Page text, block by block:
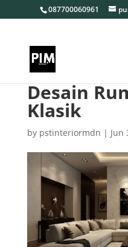
087700060961
Desain
Klasik
by pstinteriormdn | Jun